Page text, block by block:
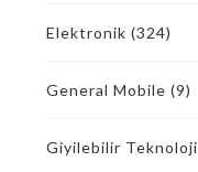
Elektronik (324)
General Mobile (9)
Giyilebilir Teknoloji